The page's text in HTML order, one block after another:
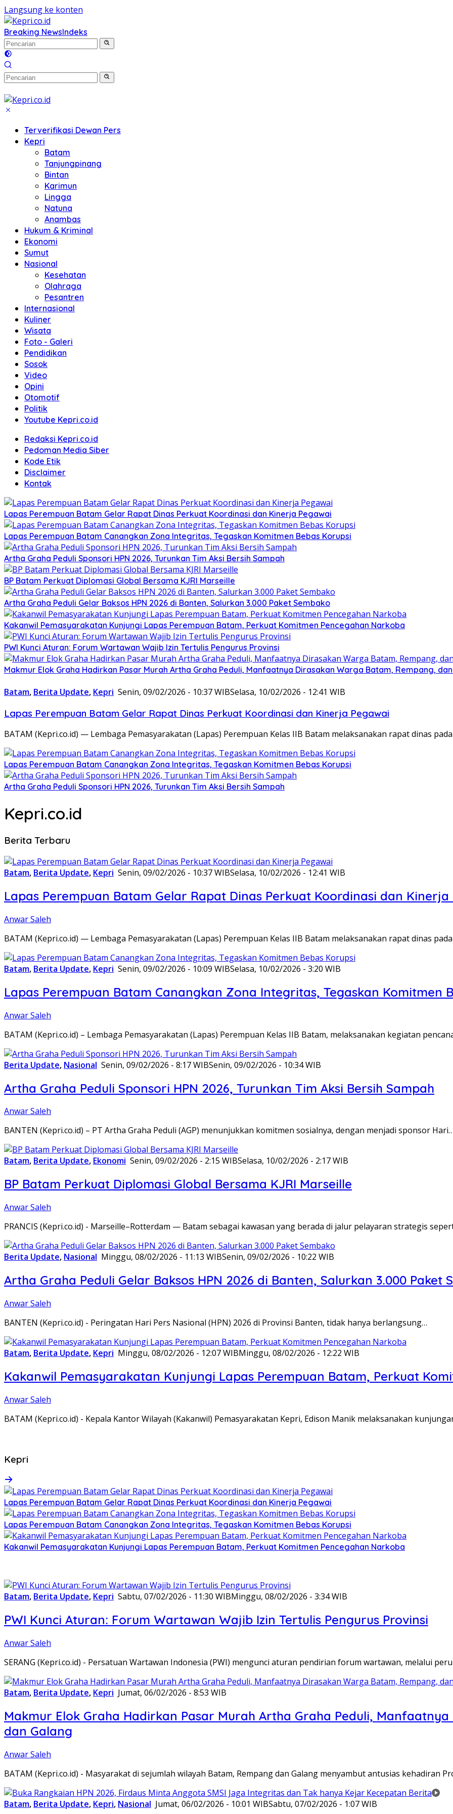
Langsung ke konten
Breaking NewsIndeks
Terverifikasi Dewan Pers
Kepri
Batam
Tanjungpinang
Bintan
Karimun
Lingga
Natuna
Anambas
Hukum & Kriminal
Ekonomi
Sumut
Nasional
Kesehatan
Olahraga
Pesantren
Internasional
Kuliner
Wisata
Foto - Galeri
Pendidikan
Sosok
Video
Opini
Otomotif
Politik
Youtube Kepri.co.id
Redaksi Kepri.co.id
Pedoman Media Siber
Kode Etik
Disclaimer
Kontak
Lapas Perempuan Batam Gelar Rapat Dinas Perkuat Koordinasi dan Kinerja Pegawai
Lapas Perempuan Batam Canangkan Zona Integritas, Tegaskan Komitmen Bebas Korupsi
Artha Graha Peduli Sponsori HPN 2026, Turunkan Tim Aksi Bersih Sampah
BP Batam Perkuat Diplomasi Global Bersama KJRI Marseille
Artha Graha Peduli Gelar Baksos HPN 2026 di Banten, Salurkan 3.000 Paket Sembako
Kakanwil Pemasyarakatan Kunjungi Lapas Perempuan Batam, Perkuat Komitmen Pencegahan Narkoba
PWI Kunci Aturan: Forum Wartawan Wajib Izin Tertulis Pengurus Provinsi
Makmur Elok Graha Hadirkan Pasar Murah Artha Graha Peduli, Manfaatnya Dirasakan Warga Batam, Rempang,
Batam, Berita Update, Kepri Senin, 09/02/2026 - 10:37 WIBSelasa, 10/02/2026 - 12:41 WIB
Lapas Perempuan Batam Gelar Rapat Dinas Perkuat Koordinasi dan Kinerja Pegawai
BATAM (Kepri.co.id) — Lembaga Pemasyarakatan (Lapas) Perempuan Kelas IIB Batam melaksanakan rapat dinas
Lapas Perempuan Batam Canangkan Zona Integritas, Tegaskan Komitmen Bebas Korupsi
Artha Graha Peduli Sponsori HPN 2026, Turunkan Tim Aksi Bersih Sampah
Kepri.co.id
Berita Terbaru
Batam, Berita Update, Kepri Senin, 09/02/2026 - 10:37 WIBSelasa, 10/02/2026 - 12:41 WIB
Lapas Perempuan Batam Gelar Rapat Dinas Perkuat Koordinasi dan Kinerja
Anwar Saleh
BATAM (Kepri.co.id) — Lembaga Pemasyarakatan (Lapas) Perempuan Kelas IIB Batam melaksanakan rapat dinas
Batam, Berita Update, Kepri Senin, 09/02/2026 - 10:09 WIBSelasa, 10/02/2026 - 3:20 WIB
Lapas Perempuan Batam Canangkan Zona Integritas, Tegaskan Komitmen
Anwar Saleh
BATAM (Kepri.co.id) – Lembaga Pemasyarakatan (Lapas) Perempuan Kelas IIB Batam, melaksanakan kegiatan
Berita Update, Nasional Senin, 09/02/2026 - 8:17 WIBSenin, 09/02/2026 - 10:34 WIB
Artha Graha Peduli Sponsori HPN 2026, Turunkan Tim Aksi Bersih Sampah
Anwar Saleh
BANTEN (Kepri.co.id) – PT Artha Graha Peduli (AGP) menunjukkan komitmen sosialnya, dengan menjadi sponsor Hari…
Batam, Berita Update, Ekonomi Senin, 09/02/2026 - 2:15 WIBSelasa, 10/02/2026 - 2:17 WIB
BP Batam Perkuat Diplomasi Global Bersama KJRI Marseille
Anwar Saleh
PRANCIS (Kepri.co.id) - Marseille–Rotterdam — Batam sebagai kawasan yang berada di jalur pelayaran strategis
Berita Update, Nasional Minggu, 08/02/2026 - 11:13 WIBSenin, 09/02/2026 - 10:22 WIB
Artha Graha Peduli Gelar Baksos HPN 2026 di Banten, Salurkan 3.000 Paket
Anwar Saleh
BANTEN (Kepri.co.id) - Peringatan Hari Pers Nasional (HPN) 2026 di Provinsi Banten, tidak hanya berlangsung…
Batam, Berita Update, Kepri Minggu, 08/02/2026 - 12:07 WIBMinggu, 08/02/2026 - 12:22 WIB
Kakanwil Pemasyarakatan Kunjungi Lapas Perempuan Batam, Perkuat
Anwar Saleh
BATAM (Kepri.co.id) - Kepala Kantor Wilayah (Kakanwil) Pemasyarakatan Kepri, Edison Manik melaksanakan
Kepri
Lapas Perempuan Batam Gelar Rapat Dinas Perkuat Koordinasi dan Kinerja Pegawai
Lapas Perempuan Batam Canangkan Zona Integritas, Tegaskan Komitmen Bebas Korupsi
Kakanwil Pemasyarakatan Kunjungi Lapas Perempuan Batam, Perkuat Komitmen Pencegahan Narkoba
Batam, Berita Update, Kepri Sabtu, 07/02/2026 - 11:30 WIBMinggu, 08/02/2026 - 3:34 WIB
PWI Kunci Aturan: Forum Wartawan Wajib Izin Tertulis Pengurus Provinsi
Anwar Saleh
SERANG (Kepri.co.id) - Persatuan Wartawan Indonesia (PWI) mengunci aturan pendirian forum wartawan, melalui
Batam, Berita Update, Kepri Jumat, 06/02/2026 - 8:53 WIB
Makmur Elok Graha Hadirkan Pasar Murah Artha Graha Peduli,
dan Galang
Anwar Saleh
BATAM (Kepri.co.id) - Masyarakat di sejumlah wilayah Batam, Rempang dan Galang menyambut antusias kehadiran
Batam, Berita Update, Kepri, Nasional Jumat, 06/02/2026 - 10:01 WIBSabtu, 07/02/2026 - 1:07 WIB